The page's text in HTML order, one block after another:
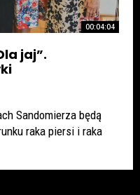
00:04:04
jaj”.
Sandomierza będą
raka piersi i raka